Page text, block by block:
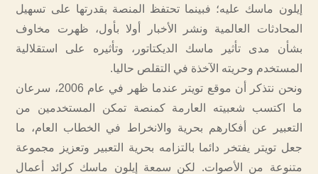
إيلون ماسك عليه؛ فبينما تحتفظ المنصة بقدرتها على تسهيل
المحادثات العالمية ونشر الأخبار أولا بأول، ظهرت مخاوف
بشأن مدى تأثير ماسك الديكتاتور، وتأثيره على استقلالية
المستخدم وحريته الآخذة في التقلص حاليا.
ونحن نتذكر أن موقع تويتر عندما ظهر في عام 2006، سرعان
ما اكتسب شعبيته العارمة كمنصة تمكن المستخدمين من
التعبير عن أفكارهم بحرية والانخراط في الخطاب العام، ما
جعل تويتر يفتخر دائما بالتزامه بحرية التعبير وتعزيز مجموعة
متنوعة من الأصوات. لكن سمعة إيلون ماسك كرائد أعمال